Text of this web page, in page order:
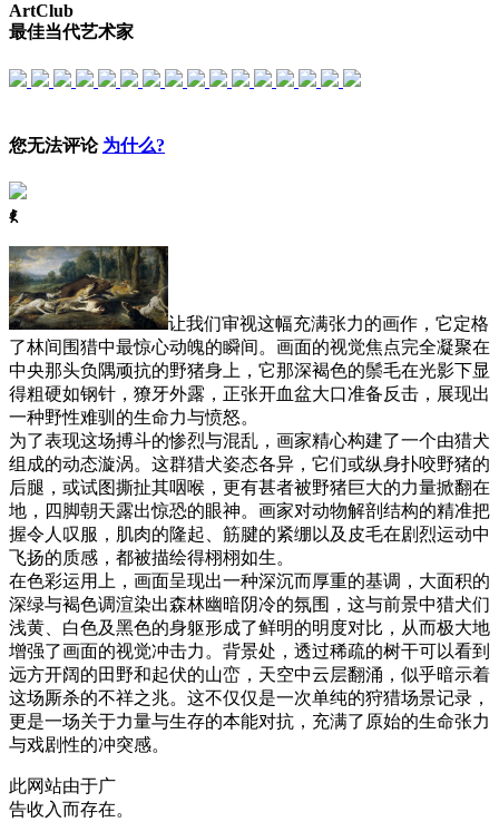
ArtClub
最佳当代艺术家
您无法评论 为什么?
ꈅ
让我们审视这幅充满张力的画作，它定格
了林间围猎中最惊心动魄的瞬间。画面的视觉焦点完全凝聚在
中央那头负隅顽抗的野猪身上，它那深褐色的鬃毛在光影下显
得粗硬如钢针，獠牙外露，正张开血盆大口准备反击，展现出
一种野性难驯的生命力与愤怒。
为了表现这场搏斗的惨烈与混乱，画家精心构建了一个由猎犬
组成的动态漩涡。这群猎犬姿态各异，它们或纵身扑咬野猪的
后腿，或试图撕扯其咽喉，更有甚者被野猪巨大的力量掀翻在
地，四脚朝天露出惊恐的眼神。画家对动物解剖结构的精准把
握令人叹服，肌肉的隆起、筋腱的紧绷以及皮毛在剧烈运动中
飞扬的质感，都被描绘得栩栩如生。
在色彩运用上，画面呈现出一种深沉而厚重的基调，大面积的
深绿与褐色调渲染出森林幽暗阴冷的氛围，这与前景中猎犬们
浅黄、白色及黑色的身躯形成了鲜明的明度对比，从而极大地
增强了画面的视觉冲击力。背景处，透过稀疏的树干可以看到
远方开阔的田野和起伏的山峦，天空中云层翻涌，似乎暗示着
这场厮杀的不祥之兆。这不仅仅是一次单纯的狩猎场景记录，
更是一场关于力量与生存的本能对抗，充满了原始的生命张力
与戏剧性的冲突感。
此网站由于广
告收入而存在。